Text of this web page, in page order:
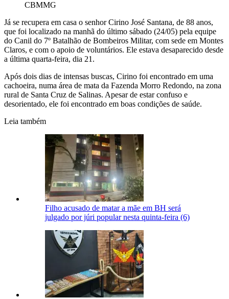
CBMMG
Já se recupera em casa o senhor Cirino José Santana, de 88 anos,
que foi localizado na manhã do último sábado (24/05) pela equipe
do Canil do 7º Batalhão de Bombeiros Militar, com sede em Montes
Claros, e com o apoio de voluntários. Ele estava desaparecido desde
a última quarta-feira, dia 21.
Após dois dias de intensas buscas, Cirino foi encontrado em uma
cachoeira, numa área de mata da Fazenda Morro Redondo, na zona
rural de Santa Cruz de Salinas. Apesar de estar confuso e
desorientado, ele foi encontrado em boas condições de saúde.
Leia também
Filho acusado de matar a mãe em BH será
julgado por júri popular nesta quinta-feira (6)